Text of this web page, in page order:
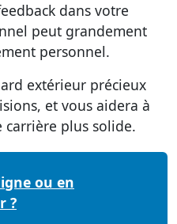
dans votre
peut grandement
personnel.
extérieur précieux
et vous aidera à
plus solide.
ou en
?